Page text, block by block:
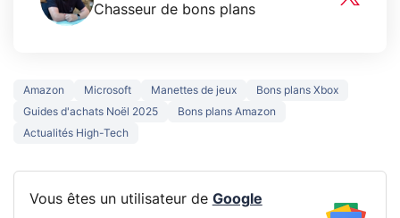
Chasseur de bons plans
Amazon Microsoft Manettes de jeux
Bons plans Xbox
Guides d'achats Noël 2025
Bons plans Amazon
Actualités High-Tech
Vous êtes un utilisateur de Google